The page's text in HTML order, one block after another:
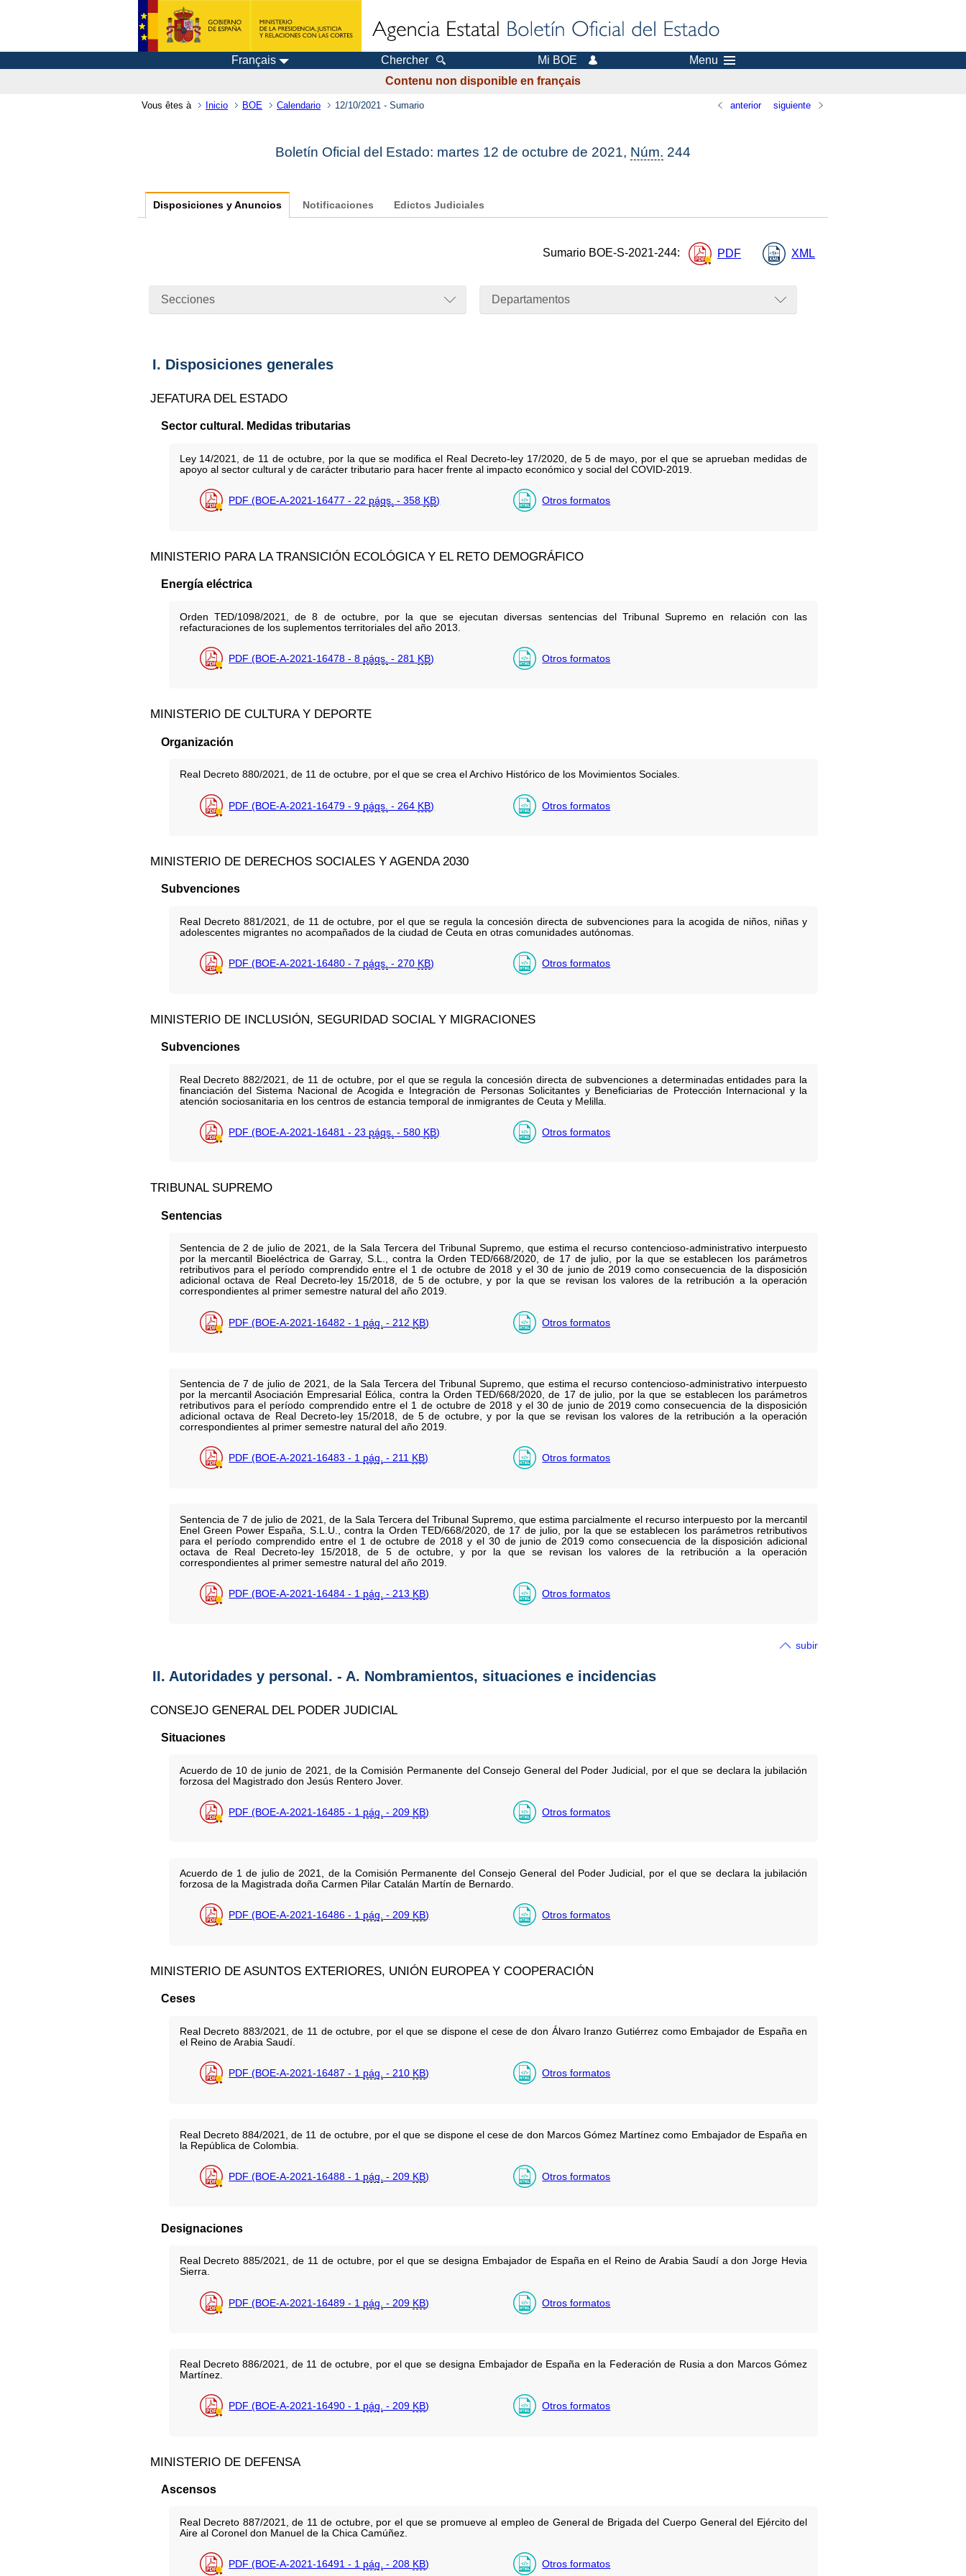
Français Chercher Mi BOE
Menu
Contenu non disponible en français
Vous êtes à Inicio BOE Calendario 12/10/2021 - Sumario anterior siguiente
Boletín Oficial del Estado: martes 12 de octubre de 2021, Núm. 244
Disposiciones y Anuncios Notificaciones Edictos Judiciales
Sumario BOE-S-2021-244: PDF XML
Secciones Departamentos
I. Disposiciones generales
JEFATURA DEL ESTADO
Sector cultural. Medidas tributarias
Ley 14/2021, de 11 de octubre, por la que se modifica el Real Decreto-ley 17/2020, de 5 de mayo, por el que se aprueban medidas de
apoyo al sector cultural y de carácter tributario para hacer frente al impacto económico y social del COVID-2019.
PDF (BOE-A-2021-16477 - 22 págs. - 358 KB) Otros formatos
MINISTERIO PARA LA TRANSICIÓN ECOLÓGICA Y EL RETO DEMOGRÁFICO
Energía eléctrica
Orden TED/1098/2021, de 8 de octubre, por la que se ejecutan diversas sentencias del Tribunal Supremo en relación con las
refacturaciones de los suplementos territoriales del año 2013.
PDF (BOE-A-2021-16478 - 8 págs. - 281 KB) Otros formatos
MINISTERIO DE CULTURA Y DEPORTE
Organización
Real Decreto 880/2021, de 11 de octubre, por el que se crea el Archivo Histórico de los Movimientos Sociales.
PDF (BOE-A-2021-16479 - 9 págs. - 264 KB) Otros formatos
MINISTERIO DE DERECHOS SOCIALES Y AGENDA 2030
Subvenciones
Real Decreto 881/2021, de 11 de octubre, por el que se regula la concesión directa de subvenciones para la acogida de niños, niñas y
adolescentes migrantes no acompañados de la ciudad de Ceuta en otras comunidades autónomas.
PDF (BOE-A-2021-16480 - 7 págs. - 270 KB) Otros formatos
MINISTERIO DE INCLUSIÓN, SEGURIDAD SOCIAL Y MIGRACIONES
Subvenciones
Real Decreto 882/2021, de 11 de octubre, por el que se regula la concesión directa de subvenciones a determinadas entidades para la
financiación del Sistema Nacional de Acogida e Integración de Personas Solicitantes y Beneficiarias de Protección Internacional y la
atención sociosanitaria en los centros de estancia temporal de inmigrantes de Ceuta y Melilla.
PDF (BOE-A-2021-16481 - 23 págs. - 580 KB) Otros formatos
TRIBUNAL SUPREMO
Sentencias
Sentencia de 2 de julio de 2021, de la Sala Tercera del Tribunal Supremo, que estima el recurso contencioso-administrativo interpuesto
por la mercantil Bioeléctrica de Garray, S.L., contra la Orden TED/668/2020, de 17 de julio, por la que se establecen los parámetros
retributivos para el período comprendido entre el 1 de octubre de 2018 y el 30 de junio de 2019 como consecuencia de la disposición
adicional octava de Real Decreto-ley 15/2018, de 5 de octubre, y por la que se revisan los valores de la retribución a la operación
correspondientes al primer semestre natural del año 2019.
PDF (BOE-A-2021-16482 - 1 pág. - 212 KB) Otros formatos
Sentencia de 7 de julio de 2021, de la Sala Tercera del Tribunal Supremo, que estima el recurso contencioso-administrativo interpuesto
por la mercantil Asociación Empresarial Eólica, contra la Orden TED/668/2020, de 17 de julio, por la que se establecen los parámetros
retributivos para el período comprendido entre el 1 de octubre de 2018 y el 30 de junio de 2019 como consecuencia de la disposición
adicional octava de Real Decreto-ley 15/2018, de 5 de octubre, y por la que se revisan los valores de la retribución a la operación
correspondientes al primer semestre natural del año 2019.
PDF (BOE-A-2021-16483 - 1 pág. - 211 KB) Otros formatos
Sentencia de 7 de julio de 2021, de la Sala Tercera del Tribunal Supremo, que estima parcialmente el recurso interpuesto por la mercantil
Enel Green Power España, S.L.U., contra la Orden TED/668/2020, de 17 de julio, por la que se establecen los parámetros retributivos
para el período comprendido entre el 1 de octubre de 2018 y el 30 de junio de 2019 como consecuencia de la disposición adicional
octava de Real Decreto-ley 15/2018, de 5 de octubre, y por la que se revisan los valores de la retribución a la operación
correspondientes al primer semestre natural del año 2019.
PDF (BOE-A-2021-16484 - 1 pág. - 213 KB) Otros formatos
subir
II. Autoridades y personal. - A. Nombramientos, situaciones e incidencias
CONSEJO GENERAL DEL PODER JUDICIAL
Situaciones
Acuerdo de 10 de junio de 2021, de la Comisión Permanente del Consejo General del Poder Judicial, por el que se declara la jubilación
forzosa del Magistrado don Jesús Rentero Jover.
PDF (BOE-A-2021-16485 - 1 pág. - 209 KB) Otros formatos
Acuerdo de 1 de julio de 2021, de la Comisión Permanente del Consejo General del Poder Judicial, por el que se declara la jubilación
forzosa de la Magistrada doña Carmen Pilar Catalán Martín de Bernardo.
PDF (BOE-A-2021-16486 - 1 pág. - 209 KB) Otros formatos
MINISTERIO DE ASUNTOS EXTERIORES, UNIÓN EUROPEA Y COOPERACIÓN
Ceses
Real Decreto 883/2021, de 11 de octubre, por el que se dispone el cese de don Álvaro Iranzo Gutiérrez como Embajador de España en
el Reino de Arabia Saudí.
PDF (BOE-A-2021-16487 - 1 pág. - 210 KB) Otros formatos
Real Decreto 884/2021, de 11 de octubre, por el que se dispone el cese de don Marcos Gómez Martínez como Embajador de España en
la República de Colombia.
PDF (BOE-A-2021-16488 - 1 pág. - 209 KB) Otros formatos
Designaciones
Real Decreto 885/2021, de 11 de octubre, por el que se designa Embajador de España en el Reino de Arabia Saudí a don Jorge Hevia
Sierra.
PDF (BOE-A-2021-16489 - 1 pág. - 209 KB) Otros formatos
Real Decreto 886/2021, de 11 de octubre, por el que se designa Embajador de España en la Federación de Rusia a don Marcos Gómez
Martínez.
PDF (BOE-A-2021-16490 - 1 pág. - 209 KB) Otros formatos
MINISTERIO DE DEFENSA
Ascensos
Real Decreto 887/2021, de 11 de octubre, por el que se promueve al empleo de General de Brigada del Cuerpo General del Ejército del
Aire al Coronel don Manuel de la Chica Camúñez.
PDF (BOE-A-2021-16491 - 1 pág. - 208 KB) Otros formatos